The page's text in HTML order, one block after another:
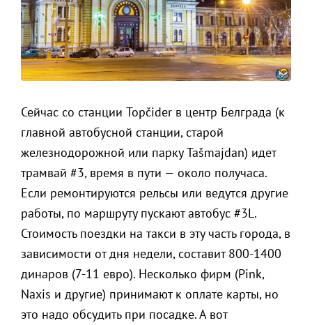
Сейчас со станции Topčider в центр Белграда (к
главной автобусной станции, старой
железнодорожной или парку Tašmajdan) идет
трамвай #3, время в пути — около получаса.
Если ремонтируются рельсы или ведутся другие
работы, по маршруту пускают автобус #3L.
Стоимость поездки на такси в эту часть города, в
зависимости от дня недели, составит 800-1400
динаров (7-11 евро). Несколько фирм (Pink,
Naxis и другие) принимают к оплате карты, но
это надо обсудить при посадке. А вот